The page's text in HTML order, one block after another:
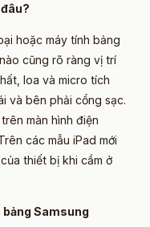
hoặc máy tính bảng
cũng rõ ràng vị trí
loa và micro tích
và bên phải cổng sạc.
màn hình điện
các mẫu iPad mới
thiết bị khi cầm ở
Samsung